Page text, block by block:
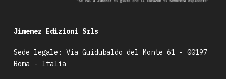
Jimenez Edizioni Srls
Sede legale: Via Guidubaldo del Monte 61 - 00197
Roma - Italia